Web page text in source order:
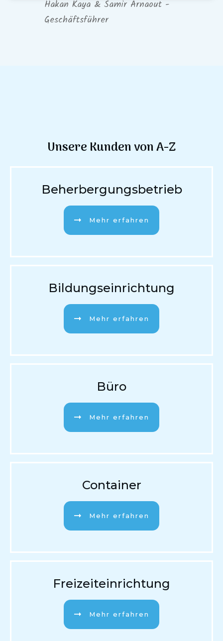
Hakan Kaya & Samir Arnaout -
Geschäftsführer
Unsere Kunden von A-Z
Beherbergungsbetrieb
Mehr erfahren
Bildungseinrichtung
Mehr erfahren
Büro
Mehr erfahren
Container
Mehr erfahren
Freizeiteinrichtung
Mehr erfahren